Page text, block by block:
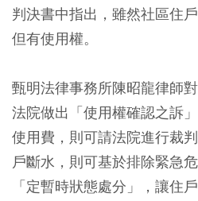
判決書中指出，雖然社區住
但有使用權。
甄明法律事務所陳昭龍律師
法院做出「使用權確認之訴
使用費，則可請法院進行裁
戶斷水，則可基於排除緊急
「定暫時狀態處分」，讓住